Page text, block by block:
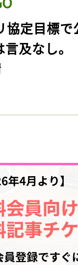
協定目標で
及なし。